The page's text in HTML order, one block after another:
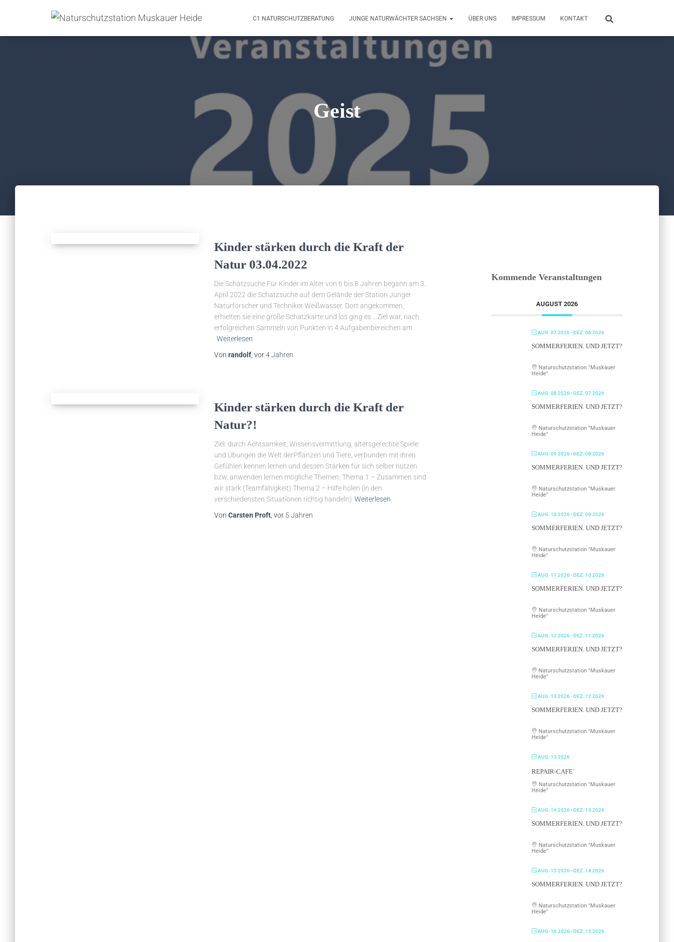
C1 NATURSCHUTZBERATUNG JUNGE NATURWÄCHTER SACHSEN ÜBER UNS IMPRESSUM KONTAKT
Geist
Kinder stärken durch die Kraft der
Natur 03.04.2022
Die Schatzsuche Für Kinder im Alter von 6 bis 8 Jahren begann am 3.
April 2022 die Schatzsuche auf dem Gelände der Station Junger
Naturforscher und Techniker Weißwasser. Dort angekommen,
erhielten sie eine große Schatzkarte und los ging es …Ziel war, nach
erfolgreichen Sammeln von Punkten in 4 Aufgabenbereichen am
Weiterlesen
Von randolf , vor4 Jahren
Kinder stärken durch die Kraft der
Natur?!
Ziel: durch Achtsamkeit, Wissensvermittlung, altersgerechte Spiele
und Übungen die Welt derPflanzen und Tiere, verbunden mit ihren
Gefühlen kennen lernen und dessen Stärken für sich selber nutzen
bzw. anwenden lernen mögliche Themen: Thema 1 – Zusammen sind
wir stark (Teamfähigkeit) Thema 2 – Hilfe holen (in den
verschiedensten Situationen richtig handeln) Weiterlesen
Von Carsten Proft , vor 5 Jahren
Kommende Veranstaltungen
AUGUST 2026
AUG. 07 2026- DEZ. 06 2026
SOMMERFERIEN. UND JETZT?
Naturschutzstation "Muskauer
Heide"
AUG. 08 2026- DEZ. 07 2026
SOMMERFERIEN. UND JETZT?
Naturschutzstation "Muskauer
Heide"
AUG. 09 2026- DEZ. 08 2026
SOMMERFERIEN. UND JETZT?
Naturschutzstation "Muskauer
Heide"
AUG. 10 2026- DEZ. 09 2026
SOMMERFERIEN. UND JETZT?
Naturschutzstation "Muskauer
Heide"
AUG. 11 2026- DEZ. 10 2026
SOMMERFERIEN. UND JETZT?
Naturschutzstation "Muskauer
Heide"
AUG. 12 2026- DEZ. 11 2026
SOMMERFERIEN. UND JETZT?
Naturschutzstation "Muskauer
Heide"
AUG. 13 2026- DEZ. 12 2026
SOMMERFERIEN. UND JETZT?
Naturschutzstation "Muskauer
Heide"
AUG. 13 2026
REPAIR-CAFE´
Naturschutzstation "Muskauer
Heide"
AUG. 14 2026- DEZ. 13 2026
SOMMERFERIEN. UND JETZT?
Naturschutzstation "Muskauer
Heide"
AUG. 15 2026- DEZ. 14 2026
SOMMERFERIEN. UND JETZT?
Naturschutzstation "Muskauer
Heide"
AUG. 16 2026- DEZ. 15 2026